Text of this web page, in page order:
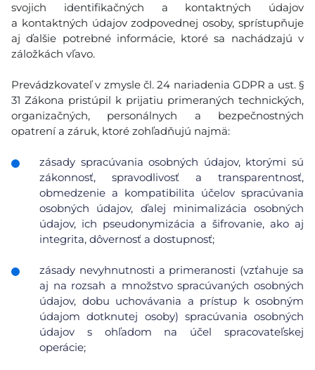
svojich identifikačných a kontaktných údajov
a kontaktných údajov zodpovednej osoby, sprístupňuje
aj ďalšie potrebné informácie, ktoré sa nachádzajú v
záložkách vľavo.
Prevádzkovateľ v zmysle čl. 24 nariadenia GDPR a ust. §
31 Zákona pristúpil k prijatiu primeraných technických,
organizačných, personálnych a bezpečnostných
opatrení a záruk, ktoré zohľadňujú najmä:
zásady spracúvania osobných údajov, ktorými sú
zákonnosť, spravodlivosť a transparentnosť,
obmedzenie a kompatibilita účelov spracúvania
osobných údajov, ďalej minimalizácia osobných
údajov, ich pseudonymizácia a šifrovanie, ako aj
integrita, dôvernosť a dostupnosť;
zásady nevyhnutnosti a primeranosti (vzťahuje sa
aj na rozsah a množstvo spracúvaných osobných
údajov, dobu uchovávania a prístup k osobným
údajom dotknutej osoby) spracúvania osobných
údajov s ohľadom na účel spracovateľskej
operácie;